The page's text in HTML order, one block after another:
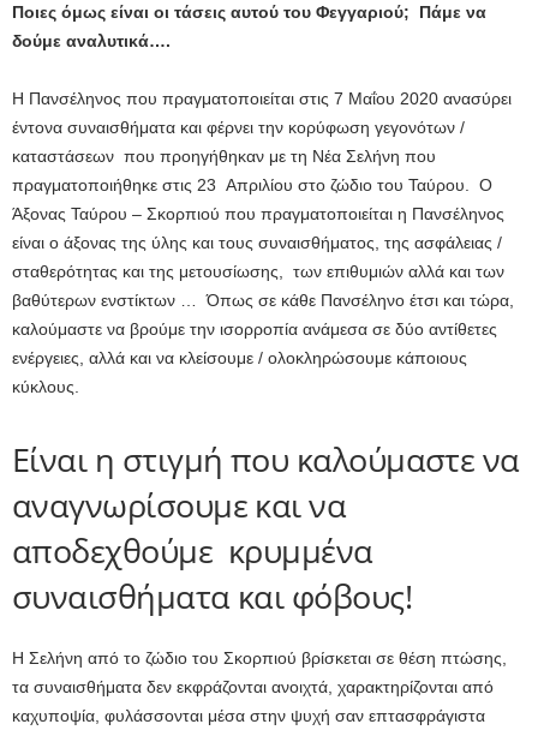
Ποιες όμως είναι οι τάσεις αυτού του Φεγγαριού; Πάμε να
δούμε αναλυτικά….
Η Πανσέληνος που πραγματοποιείται στις 7 Μαΐου 2020 ανασύρει
έντονα συναισθήματα και φέρνει την κορύφωση γεγονότων /
καταστάσεων που προηγήθηκαν με τη Νέα Σελήνη που
πραγματοποιήθηκε στις 23 Απριλίου στο ζώδιο του Ταύρου. Ο
Άξονας Ταύρου – Σκορπιού που πραγματοποιείται η Πανσέληνος
είναι ο άξονας της ύλης και τους συναισθήματος, της ασφάλειας /
σταθερότητας και της μετουσίωσης, των επιθυμιών αλλά και των
βαθύτερων ενστίκτων … Όπως σε κάθε Πανσέληνο έτσι και τώρα,
καλούμαστε να βρούμε την ισορροπία ανάμεσα σε δύο αντίθετες
ενέργειες, αλλά και να κλείσουμε / ολοκληρώσουμε κάποιους
κύκλους.
Είναι η στιγμή που καλούμαστε να
αναγνωρίσουμε και να
αποδεχθούμε κρυμμένα
συναισθήματα και φόβους!
Η Σελήνη από το ζώδιο του Σκορπιού βρίσκεται σε θέση πτώσης,
τα συναισθήματα δεν εκφράζονται ανοιχτά, χαρακτηρίζονται από
καχυποψία, φυλάσσονται μέσα στην ψυχή σαν επτασφράγιστα